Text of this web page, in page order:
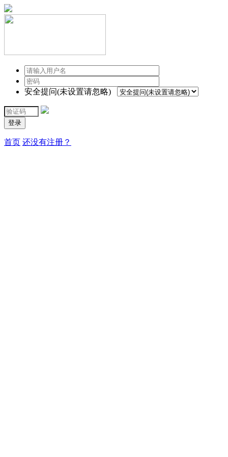
安全提问(未设置请忽略)
登录
首页 还没有注册？